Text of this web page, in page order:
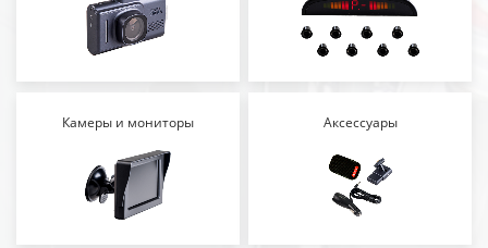
Камеры и мониторы Аксессуары